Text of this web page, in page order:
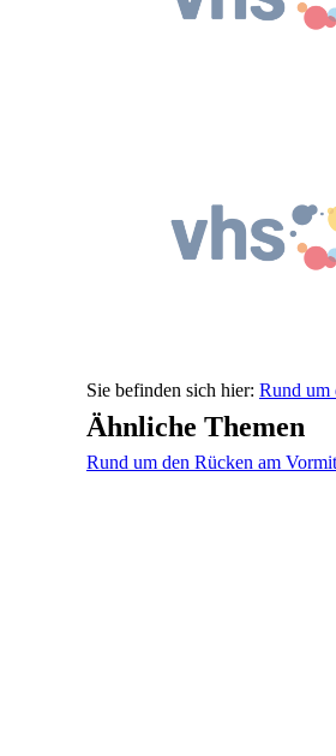
Rund um
Ähnliche Themen
Rund um den Rücken am